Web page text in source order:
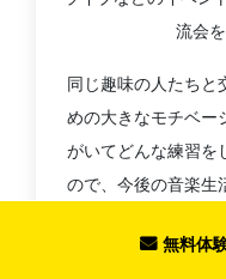
流会
同じ趣味の人たちと
めの大きなモチベー
がいてどんな練習を
ので、今後の音楽生
また、MUZYXは一
無料体